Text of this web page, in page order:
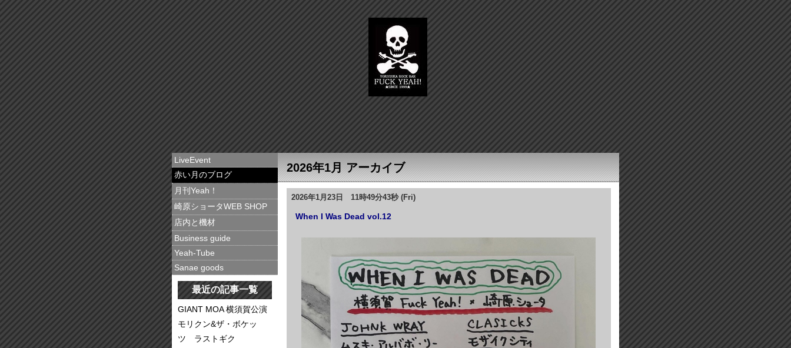
2026年1月 アーカイブ
2026年1月23日 11時49分43秒 (Fri)
When I Was Dead vol.12
LiveEvent
赤い月のブログ
月刊Yeah！
崎原ショータWEB SHOP
店内と機材
Business guide
Yeah-Tube
Sanae goods
最近の記事一覧
GIANT MOA 横須賀公演
モリクン&ザ・ボケッ
ツ ラストギク